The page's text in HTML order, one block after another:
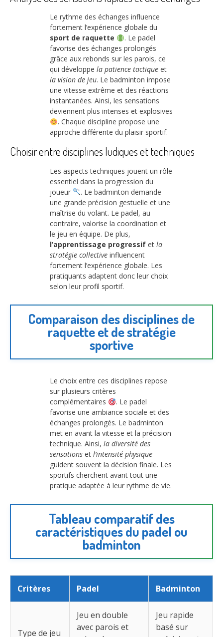
Le rythme des échanges influence
fortement l’expérience globale du
sport de raquette
. Le padel
favorise des échanges prolongés
grâce aux rebonds sur les parois, ce
qui développe la patience tactique et
la vision de jeu. Le badminton impose
une vitesse extrême et des réactions
instantanées. Ainsi, les sensations
deviennent plus intenses et explosives
. Chaque discipline propose une
approche différente du plaisir sportif.
Choisir entre disciplines ludiques et techniques
Les aspects techniques jouent un rôle
essentiel dans la progression du
joueur
. Le badminton demande
une grande précision gestuelle et une
maîtrise du volant. Le padel, au
contraire, valorise la coordination et
le jeu en équipe. De plus,
l’apprentissage progressif et la
stratégie collective influencent
fortement l’expérience globale. Les
pratiquants adaptent donc leur choix
selon leur profil sportif.
Comparaison des disciplines de
raquette et de stratégie
sportive
Le choix entre ces disciplines repose
sur plusieurs critères
complémentaires
. Le padel
favorise une ambiance sociale et des
échanges prolongés. Le badminton
met en avant la vitesse et la précision
technique. Ainsi, la diversité des
sensations et l’intensité physique
guident souvent la décision finale. Les
sportifs cherchent avant tout une
pratique adaptée à leur rythme de vie.
Tableau comparatif des
caractéristiques du padel ou
badminton
Critères Padel Badminton
Type de jeu
Jeu en double
avec parois et
Jeu rapide
basé sur